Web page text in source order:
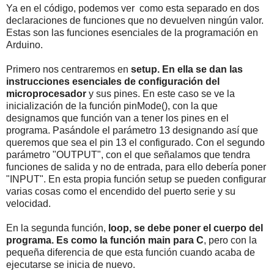
Ya en el código, podemos ver como esta separado en dos
declaraciones de funciones que no devuelven ningún valor.
Estas son las funciones esenciales de la programación en
Arduino.
Primero nos centraremos en setup. En ella se dan las
instrucciones esenciales de configuración del
microprocesador y sus pines. En este caso se ve la
inicialización de la función pinMode(), con la que
designamos que función van a tener los pines en el
programa. Pasándole el parámetro 13 designando así que
queremos que sea el pin 13 el configurado. Con el segundo
parámetro "OUTPUT", con el que señalamos que tendra
funciones de salida y no de entrada, para ello debería poner
"INPUT". En esta propia función setup se pueden configurar
varias cosas como el encendido del puerto serie y su
velocidad.
En la segunda función, loop, se debe poner el cuerpo del
programa. Es como la función main para C, pero con la
pequeña diferencia de que esta función cuando acaba de
ejecutarse se inicia de nuevo.